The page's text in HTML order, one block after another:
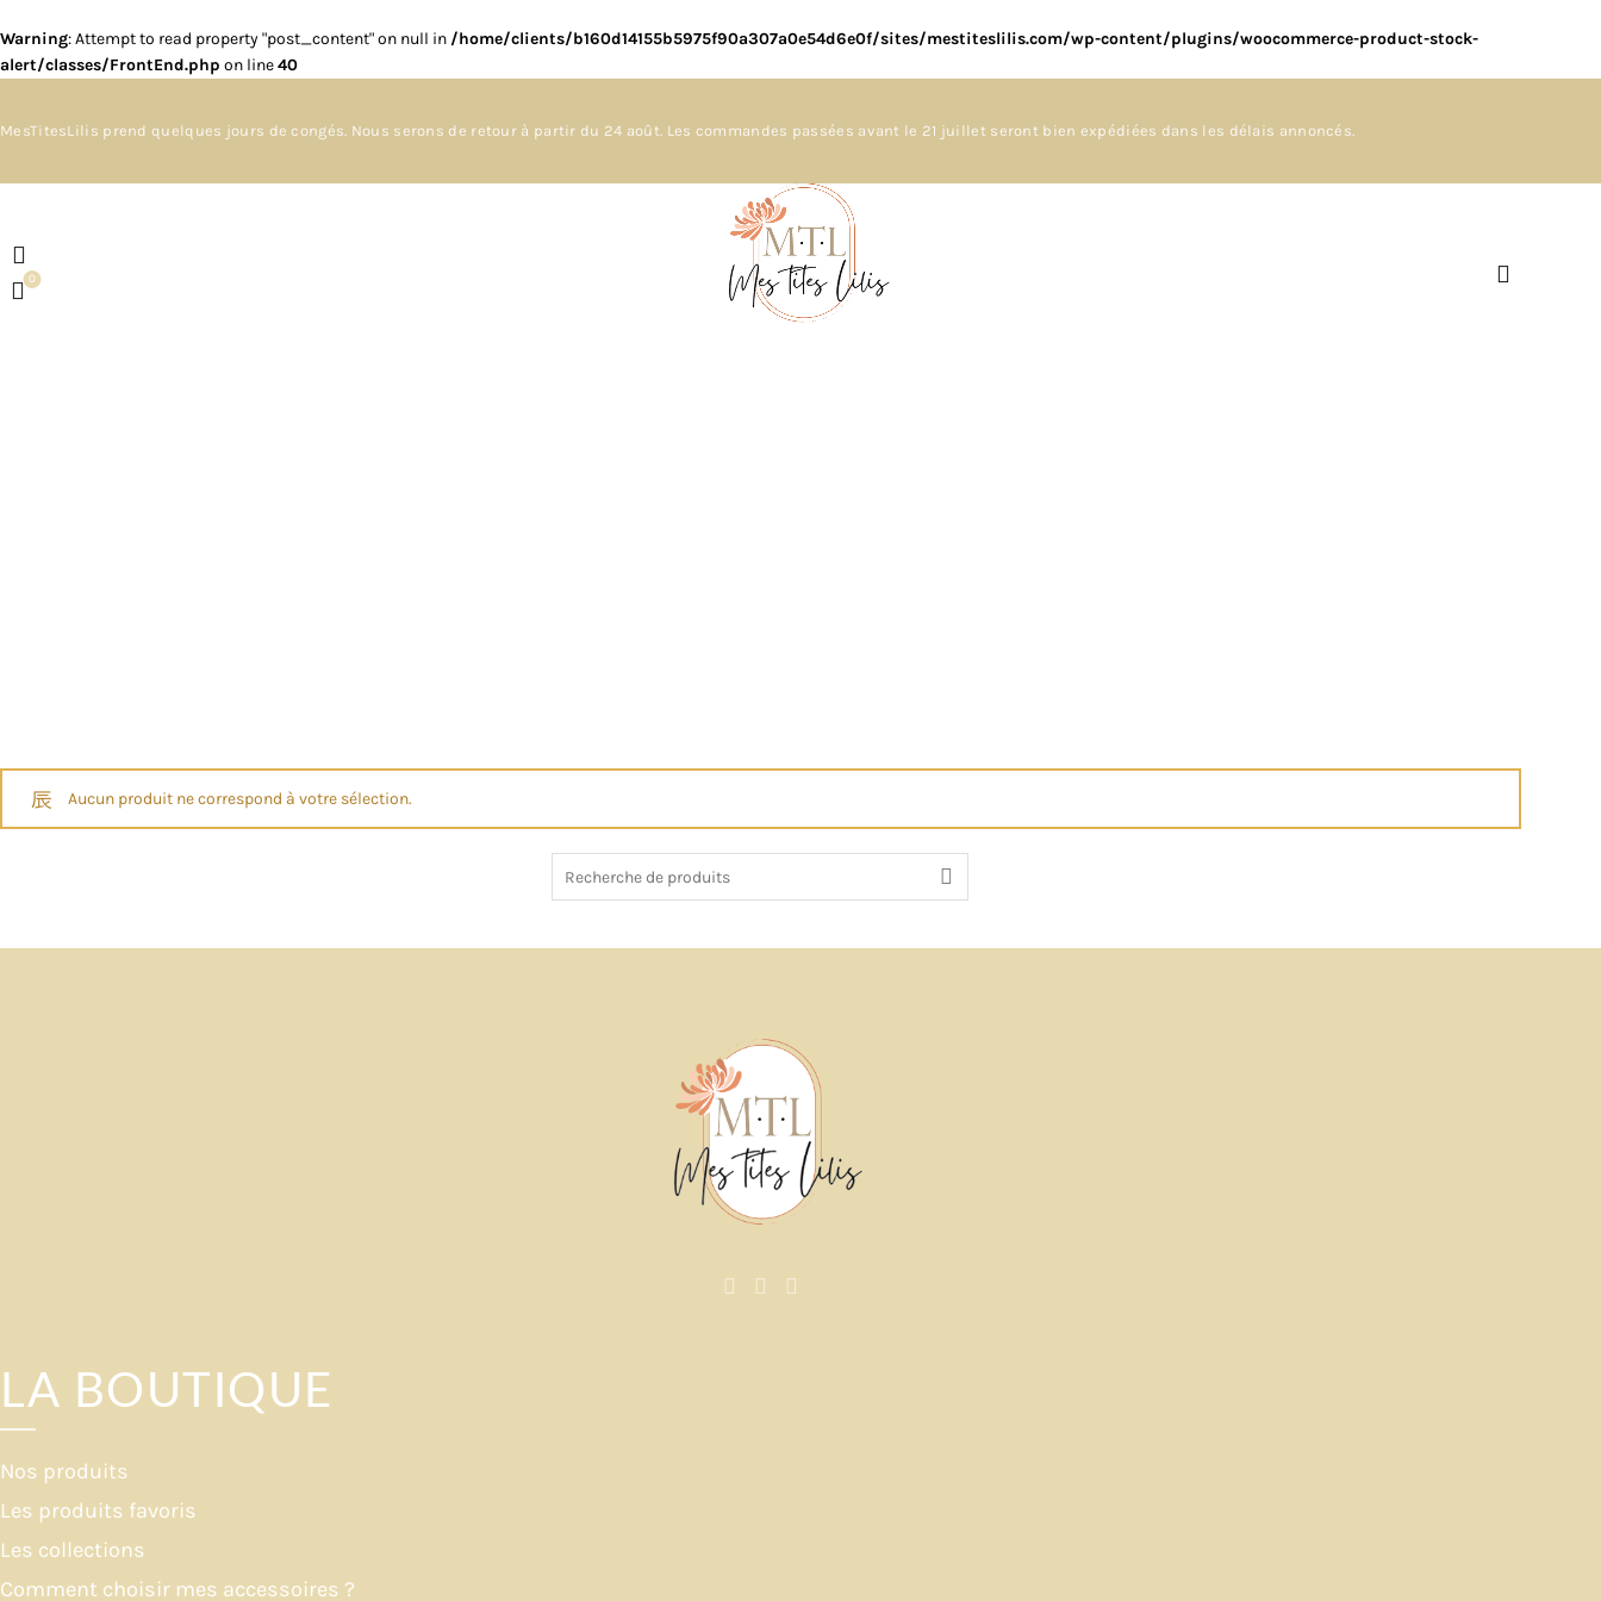
Warning: Attempt to read property "post_content" on null in /home/clients/b160d14155b5975f90a307a0e54d6e0f/sites/mestiteslilis.com/wp-content/plugins/woocommerce-product-stock-
alert/classes/FrontEnd.php on line40
MesTitesLilis prend quelques jours de congés. Nous serons de retour à partir du 24 août. Les commandes passées avant le 21 juillet seront bien expédiées dans les délais annoncés.
0
Aucun produit ne correspond à votre sélection.
LA BOUTIQUE
Nos produits
Les produits favoris
Les collections
Comment choisir mes accessoires ?